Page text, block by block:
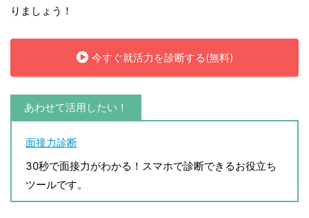
りましょう！
今すぐ就活力を診断する(無料)
あわせて活用したい！
面接力診断
30秒で面接力がわかる！スマホで診断できるお役立ち
ツールです。